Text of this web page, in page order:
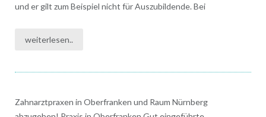
und er gilt zum Beispiel nicht für Auszubildende. Bei
weiterlesen..
Zahnarztpraxen in Oberfranken und Raum Nürnberg